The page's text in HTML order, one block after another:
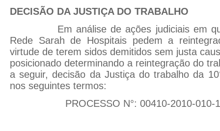
DECISÃO DA JUSTIÇA DO TRABALHO
Em análise de ações judiciais em que
Rede Sarah de Hospitais pedem a
virtude de terem sidos demitidos sem justa
posicionado determinando a reintegração do
a seguir, decisão da Justiça do trabalho da
nos seguintes termos:
PROCESSO N°: 00410-2010-010-